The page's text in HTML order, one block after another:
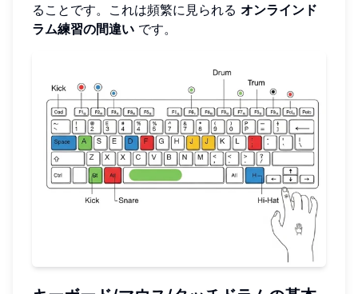
ることです。これは頻繁に見られる オンラインド
ラム練習の間違い です。